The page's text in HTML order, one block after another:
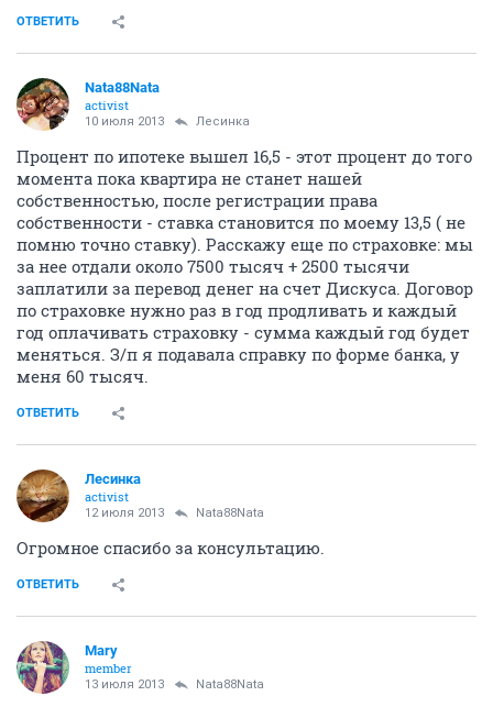
ОТВЕТИТЬ
Nata88Nata
activist
10 июля 2013 Лесинка
Процент по ипотеке вышел 16,5 - этот процент до того
момента пока квартира не станет нашей
собственностью, после регистрации права
собственности - ставка становится по моему 13,5 ( не
помню точно ставку). Расскажу еще по страховке: мы
за нее отдали около 7500 тысяч + 2500 тысячи
заплатили за перевод денег на счет Дискуса. Договор
по страховке нужно раз в год продливать и каждый
год оплачивать страховку - сумма каждый год будет
меняться. З/п я подавала справку по форме банка, у
меня 60 тысяч.
ОТВЕТИТЬ
Лесинка
activist
12 июля 2013 Nata88Nata
Огромное спасибо за консультацию.
ОТВЕТИТЬ
Marу
member
13 июля 2013 Nata88Nata